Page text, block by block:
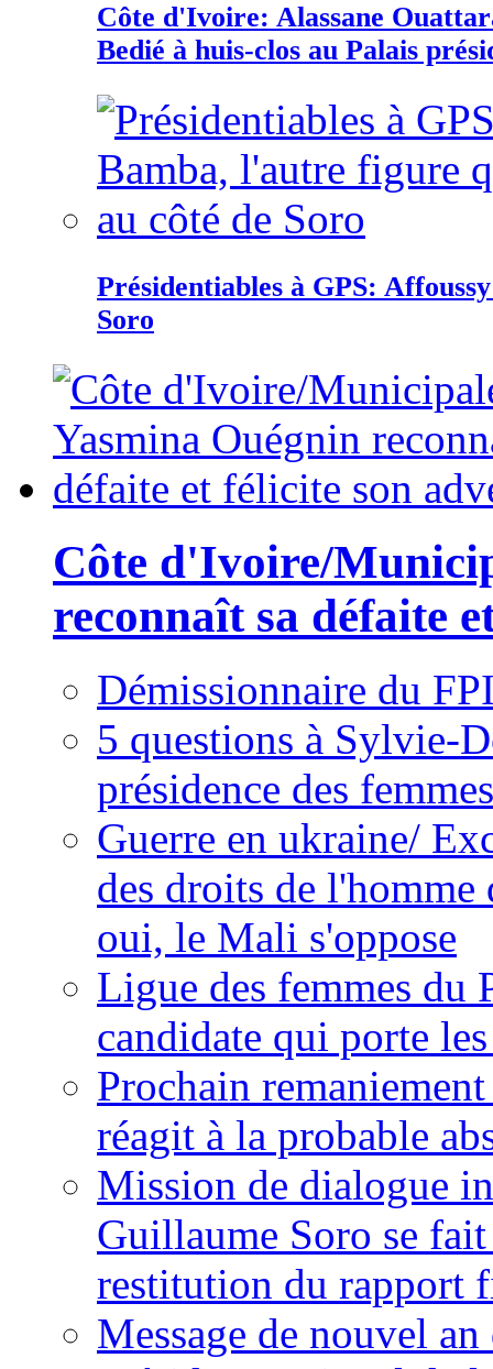
Côte d'Ivoire: Alassane
Bedié à huis-clos au Palais
Présidentiables à GPS:
Soro
Côte d'Ivoire/
reconnaît sa défaite
Démissionnaire du
5 questions à Sylvie-
présidence des
Guerre en ukraine/
des droits de
oui, le Mali s'oppose
Ligue des femmes du
candidate qui porte
Prochain
réagit à la probable
Mission de dialogue
Guillaume Soro se
restitution du rapport
Message de nouvel